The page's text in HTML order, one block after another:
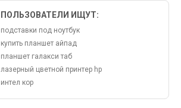
ПОЛЬЗОВАТЕЛИ ИЩУТ:
подставки под ноутбук
купить планшет айпад
планшет галакси таб
лазерный цветной принтер hp
интел кор